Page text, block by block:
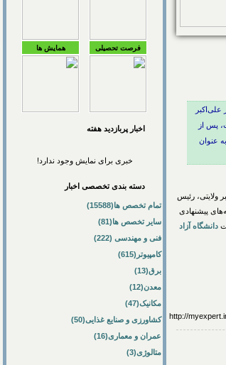
علی‌اکبر
پس از
عنوان
ولایتی، رئیس
پیشنهادی
دانشگاه آزاد
http://
فرصت تحصیلی همایش ها
اخبار پربازديد هفته
خبری برای نمایش وجود ندارد!
دسته بندی تخصصی اخبار
تمام تخصص ها(15588)
سایر تخصص ها(81)
فنی و مهندسی (222)
کامپیوتر(615)
برق(13)
معدن(12)
مکانیک(47)
کشاورزی و صنایع غذایی(50)
عمران و معماری(16)
متالوژی(3)